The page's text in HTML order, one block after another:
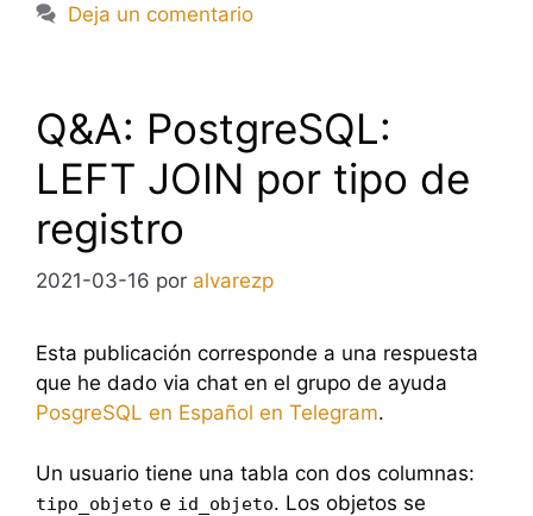
Deja un comentario
Q&A: PostgreSQL:
LEFT JOIN por tipo de
registro
2021-03-16 por alvarezp
Esta publicación corresponde a una respuesta
que he dado via chat en el grupo de ayuda
PosgreSQL en Español en Telegram.
Un usuario tiene una tabla con dos columnas:
tipo_objeto e id_objeto. Los objetos se